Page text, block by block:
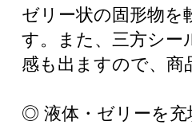
ゼリー状の固形物
す。また、三方シー
感も出ますので、
◎ 液体・ゼリーを充